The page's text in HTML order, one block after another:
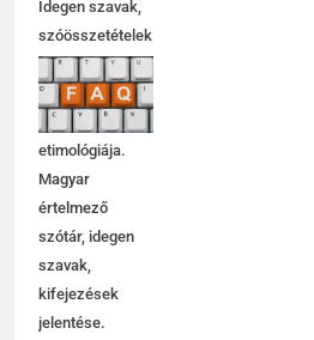
Idegen szavak,
szóösszetételek
jelentése,
magyarázata,
használata,
etimológiája.
Magyar
értelmező
szótár, idegen
szavak,
kifejezések
jelentése.